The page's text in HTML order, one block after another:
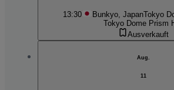
13:30 Bunkyo, JapanTokyo
Tokyo Dome Prism
Ausverkauft
Aug.
11